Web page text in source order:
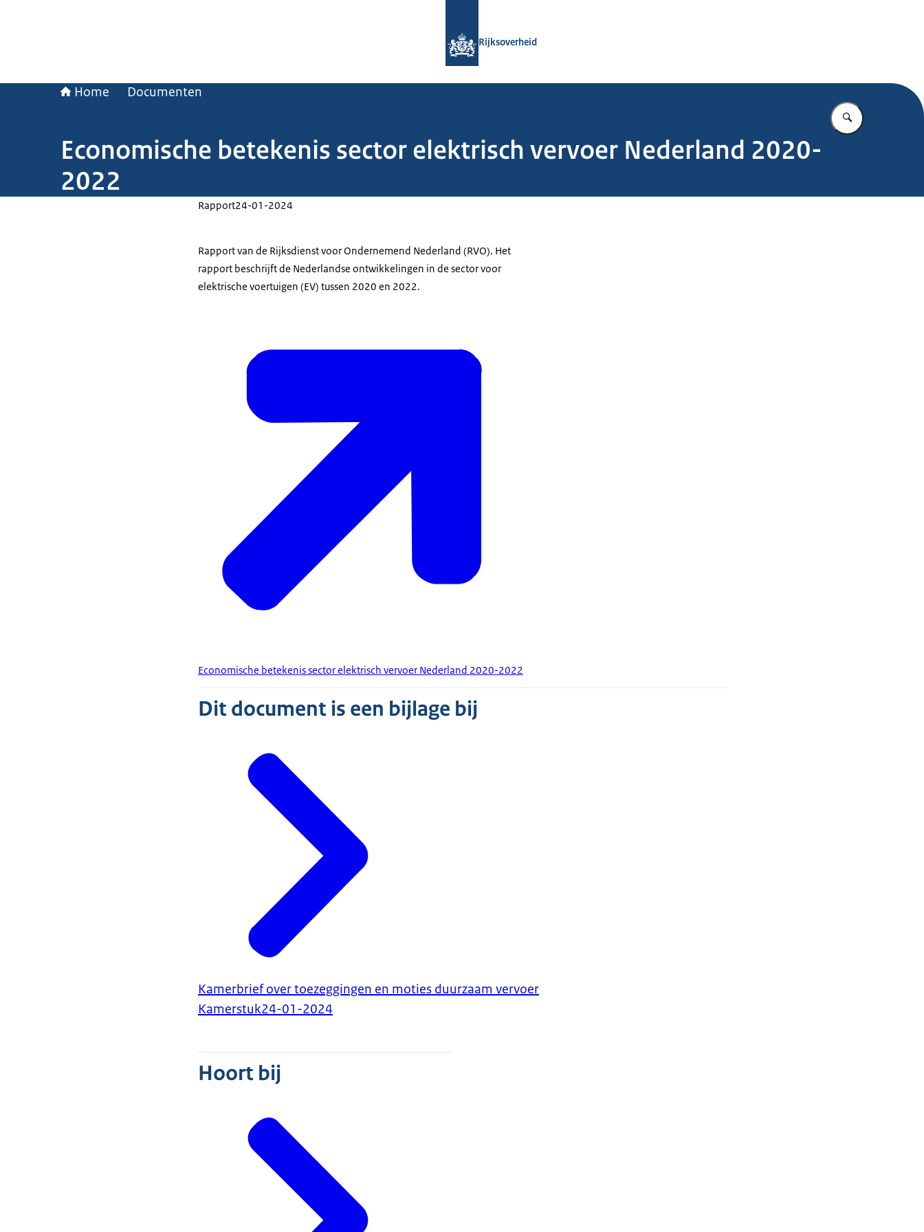
Rijksoverheid
Home Documenten
Vul in wat u
Economische betekenis sector elektrisch vervoer Nederland 2020-
2022
Rapport24-01-2024
Rapport van de Rijksdienst voor Ondernemend Nederland (RVO). Het
rapport beschrijft de Nederlandse ontwikkelingen in de sector voor
elektrische voertuigen (EV) tussen 2020 en 2022.
Economische betekenis sector elektrisch vervoer Nederland 2020-2022
Dit document is een bijlage bij
Kamerbrief over toezeggingen en moties duurzaam vervoer
Kamerstuk24-01-2024
Hoort bij